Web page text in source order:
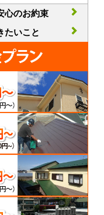
心のお約束
たいこと